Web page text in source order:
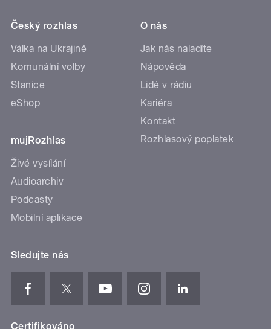
Český rozhlas
Válka na Ukrajině
Komunální volby
Stanice
eShop
mujRozhlas
Živé vysílání
Audioarchiv
Podcasty
Mobilní aplikace
O nás
Jak nás naladíte
Nápověda
Lidé v rádiu
Kariéra
Kontakt
Rozhlasový poplatek
Sledujte nás
Certifikováno